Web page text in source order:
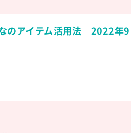
なのアイテム活用法 2022年9